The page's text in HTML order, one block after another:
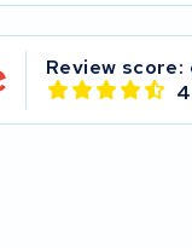
Review score: